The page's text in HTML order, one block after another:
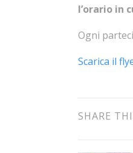
l’orario in
Ogni
Scarica il
SHARE